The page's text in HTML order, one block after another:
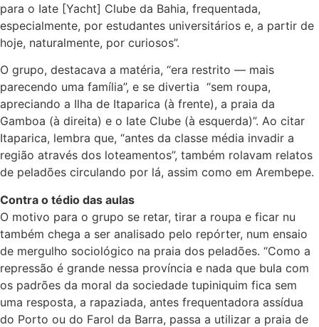
para o Iate [Yacht] Clube da Bahia, frequentada,
especialmente, por estudantes universitários e, a partir de
hoje, naturalmente, por curiosos”.
O grupo, destacava a matéria, “era restrito — mais
parecendo uma família”, e se divertia “sem roupa,
apreciando a Ilha de Itaparica (à frente), a praia da
Gamboa (à direita) e o Iate Clube (à esquerda)”. Ao citar
Itaparica, lembra que, “antes da classe média invadir a
região através dos loteamentos”, também rolavam relatos
de peladões circulando por lá, assim como em Arembepe.
Contra o tédio das aulas
O motivo para o grupo se retar, tirar a roupa e ficar nu
também chega a ser analisado pelo repórter, num ensaio
de mergulho sociológico na praia dos peladões. “Como a
repressão é grande nessa província e nada que bula com
os padrões da moral da sociedade tupiniquim fica sem
uma resposta, a rapaziada, antes frequentadora assídua
do Porto ou do Farol da Barra, passa a utilizar a praia de